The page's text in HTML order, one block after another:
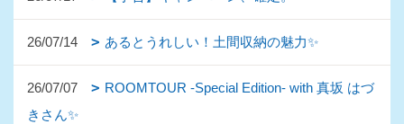
26/07/14 あるとうれしい！土間収納の魅力✨
26/07/07
ROOMTOUR -Special Edition- with 真坂 はづ
きさん✨